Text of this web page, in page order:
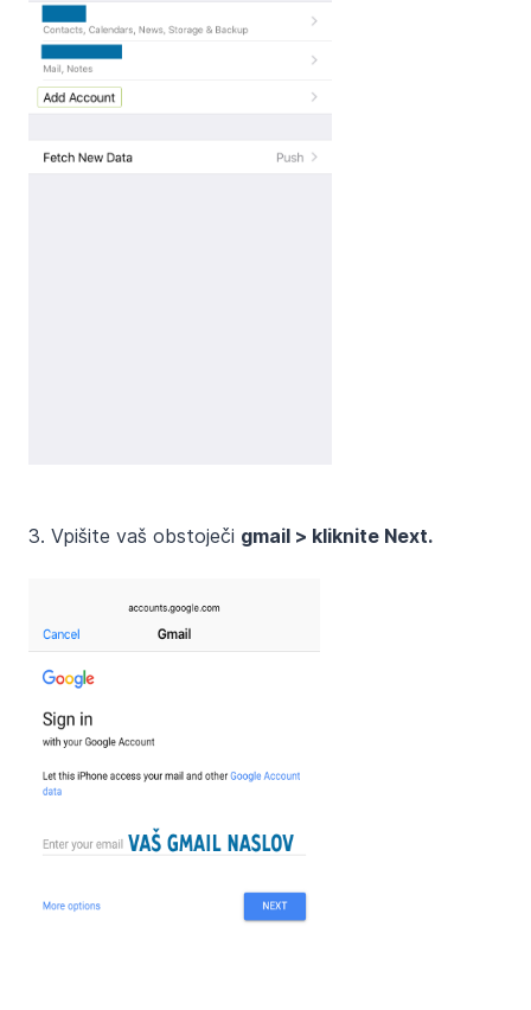
3. Vpišite vaš obstoječi gmail > kliknite Next.